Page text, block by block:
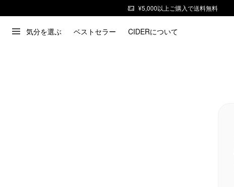
¥5,000以上ご購入で送料無料
気分を選ぶ ベストセラー CIDERについて